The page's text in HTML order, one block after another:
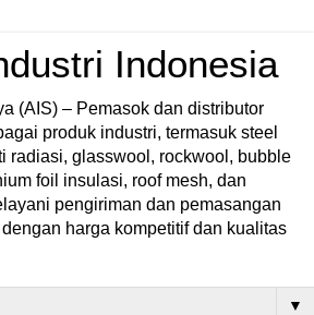
Indonesia
(AIS) – Pemasok dan distributor
produk industri, termasuk steel
radiasi, glasswool, rockwool, bubble
foil insulasi, roof mesh, dan
pengiriman dan pemasangan
harga kompetitif dan kualitas
▼